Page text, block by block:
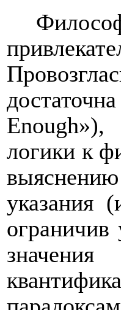
Enough»),
логики к
указания
ограничив